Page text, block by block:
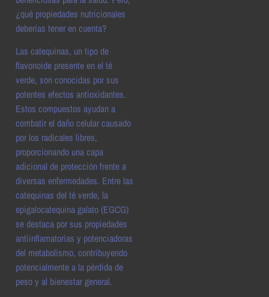
¿qué propiedades nutricionales
deberías tener en cuenta?
Las catequinas, un tipo de
flavonoide presente en el té
verde, son conocidas por sus
potentes efectos antioxidantes.
Estos compuestos ayudan a
combatir el daño celular causado
por los radicales libres,
proporcionando una capa
adicional de protección frente a
diversas enfermedades. Entre las
catequinas del té verde, la
epigalocatequina galato (EGCG)
se destaca por sus propiedades
antiinflamatorias y potenciadoras
del metabolismo, contribuyendo
potencialmente a la pérdida de
peso y al bienestar general.